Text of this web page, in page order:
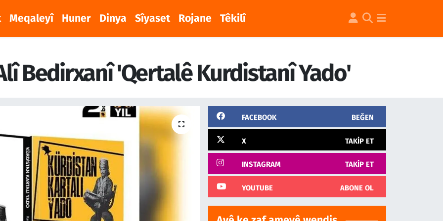
Meqaleyî Huner Dinya Sîyaset Rojane Têkilî
Bedirxanî 'Qertalê Kurdistanî Yado'
FACEBOOK BEĞEN
X TAKIP ET
INSTAGRAM TAKIP ET
YOUTUBE ABONE OL